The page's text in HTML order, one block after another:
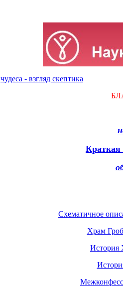
чудеса - взгляд скептика
Краткая
Схематичное
Храм
История